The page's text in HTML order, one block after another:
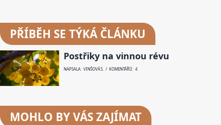
PŘÍBĚH SE TÝKÁ ČLÁNKU
Postřiky na vinnou révu
NAPSALA: VINŠOVÁ S. / KOMENTÁŘŮ: 4
MOHLO BY VÁS ZAJÍMAT